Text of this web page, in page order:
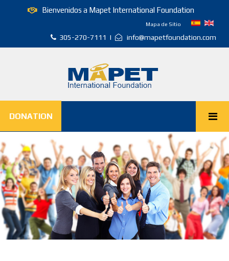
Bienvenidos a Mapet International Foundation
Mapa de Sitio
305-270-7111 | info@mapetfoundation.com
DONATION